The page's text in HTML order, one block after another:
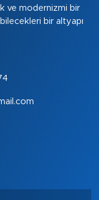
ve modernizmi bir
bir altyapı